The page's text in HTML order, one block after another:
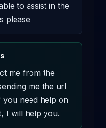
to assist in the
please
me from the
me the url
need help on
I will help you.